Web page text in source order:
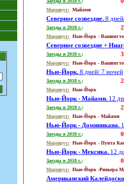
Маршрут: Майами
Северное созвездие. 8
Заезды в 2018 г.:
Маршрут: Нью-Йорк -
Северное созвездие +
Заезды в 2018 г.:
Маршрут: Нью-Йорк -
Нью-Йорк. 8 дней/ 7 ночей
Заезды в 2018 г.:
Маршрут: Нью-Йорк
Нью-Йорк - Майами. 12
Заезды в 2018 г.:
Маршрут: Нью-Йорк - Майами
Нью-Йорк - Доминикана.
Заезды в 2018 г.:
Маршрут: Нью-Йорк - Пунта
Нью-Йорк - Мексика. 12
Заезды в 2018 г.:
Маршрут: Нью-Йорк -Ривьера
Американский